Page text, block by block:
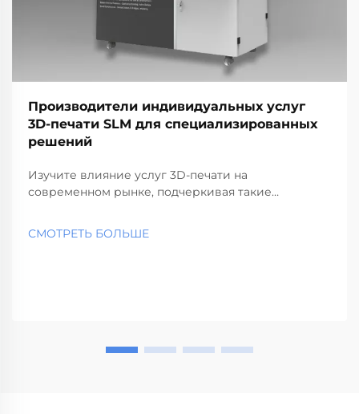
Производители индивидуальных услуг
3D-печати SLM для специализированных
решений
Изучите влияние услуг 3D-печати на
современном рынке, подчеркивая такие
поставщиках услуг, отражая быстрый рост и
СМОТРЕТЬ БОЛЬШЕ